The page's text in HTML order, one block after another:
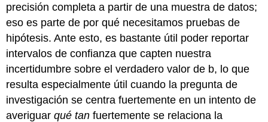
precisión completa a partir de una muestra de datos;
eso es parte de por qué necesitamos pruebas de
hipótesis. Ante esto, es bastante útil poder reportar
intervalos de confianza que capten nuestra
incertidumbre sobre el verdadero valor de b, lo que
resulta especialmente útil cuando la pregunta de
investigación se centra fuertemente en un intento de
averiguarqué tan fuertemente se relaciona la